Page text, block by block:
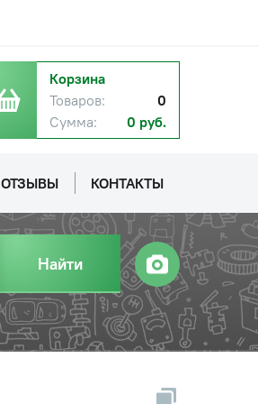
Корзина
Товаров:
0
Сумма:
0 руб.
ОТЗЫВЫ КОНТАКТЫ
Найти